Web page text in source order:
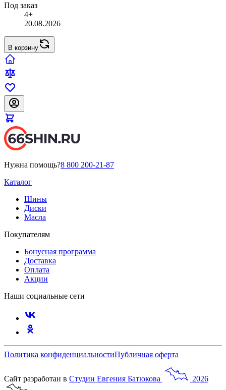
Под заказ
4+
20.08.2026
В корзину
Нужна помощь?8 800 200-21-87
Каталог
Шины
Диски
Масла
Покупателям
Бонусная программа
Доставка
Оплата
Акции
Наши социальные сети
Политика конфиденциальностиПубличная оферта
Сайт разработан в Студии Евгения Батюкова
2026